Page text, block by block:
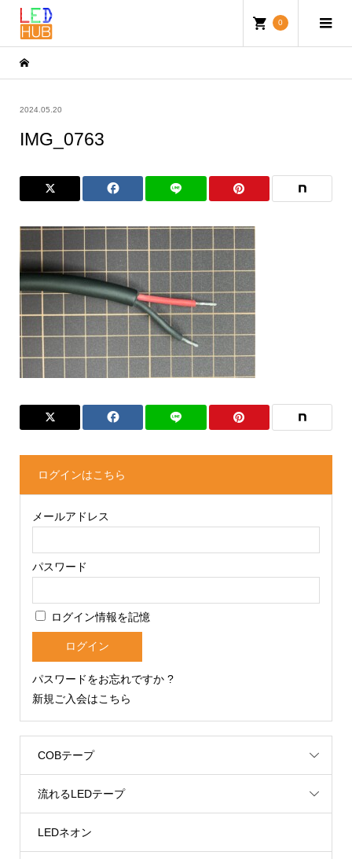
0
2024.05.20
IMG_0763
ログインはこちら
メールアドレス
パスワード
ログイン情報を記憶
パスワードをお忘れですか ?
新規ご入会はこちら
COBテープ
流れるLEDテープ
LEDネオン